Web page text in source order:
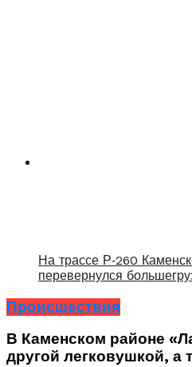
На трассе Р‑260
перевернулся
Происшествия
В Каменском районе
другой легковушкой, а